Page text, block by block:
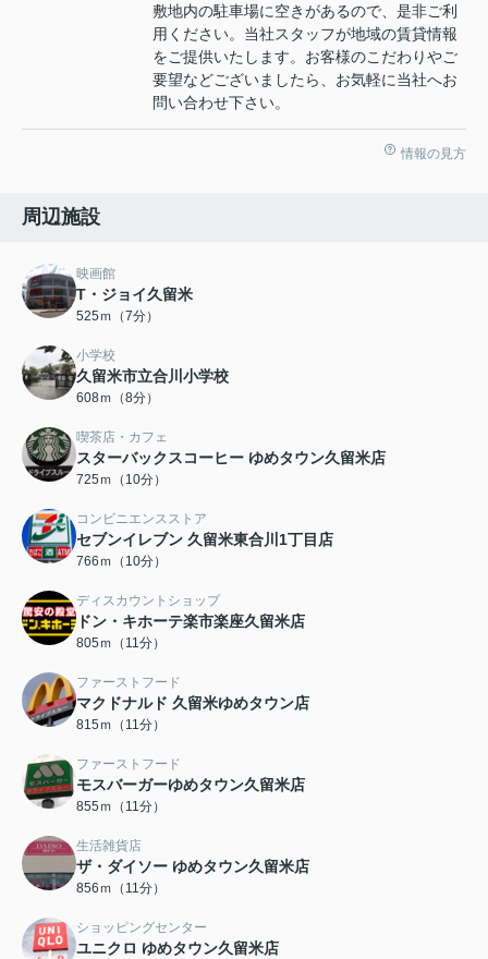
敷地内の駐車場に空きがあるので、是非ご利
用ください。当社スタッフが地域の賃貸情報
をご提供いたします。お客様のこだわりやご
要望などございましたら、お気軽に当社へお
問い合わせ下さい。
情報の見方
周辺施設
映画館
T・ジョイ久留米
525ｍ（7分）
小学校
久留米市立合川小学校
608ｍ（8分）
喫茶店・カフェ
スターバックスコーヒー ゆめタウン久留米店
725ｍ（10分）
コンビニエンスストア
セブンイレブン 久留米東合川1丁目店
766ｍ（10分）
ディスカウントショップ
ドン・キホーテ楽市楽座久留米店
805ｍ（11分）
ファーストフード
マクドナルド 久留米ゆめタウン店
815ｍ（11分）
ファーストフード
モスバーガーゆめタウン久留米店
855ｍ（11分）
生活雑貨店
ザ・ダイソー ゆめタウン久留米店
856ｍ（11分）
ショッピングセンター
ユニクロ ゆめタウン久留米店